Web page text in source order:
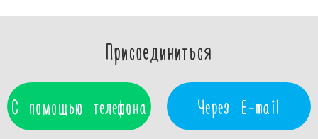
Присоединиться
С помощью телефона Через E-mail